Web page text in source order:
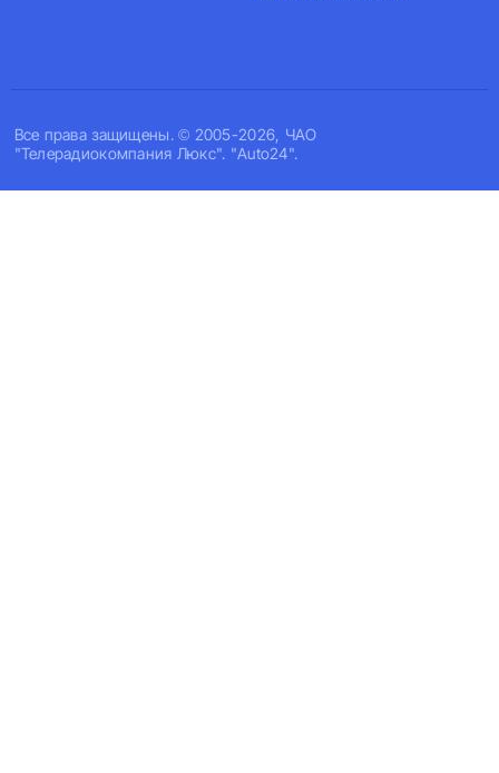
Все права защищены. © 2005-2026, ЧАО
"Телерадиокомпания Люкс". "Auto24".